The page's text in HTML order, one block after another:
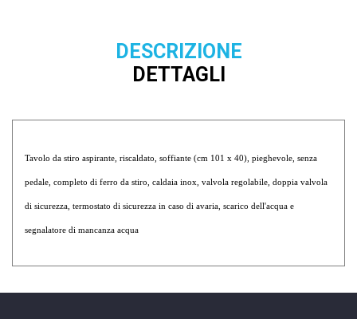
DESCRIZIONE
DETTAGLI
Tavolo da stiro aspirante, riscaldato, soffiante (cm 101 x 40), pieghevole, senza
pedale, completo di ferro da stiro, caldaia inox, valvola regolabile, doppia valvola
di sicurezza, termostato di sicurezza in caso di avaria, scarico dell'acqua e
segnalatore di mancanza acqua